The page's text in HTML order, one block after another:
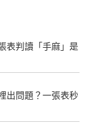
表判讀「手麻」是
出問題？一張表秒